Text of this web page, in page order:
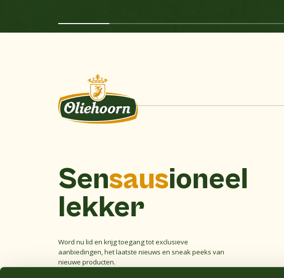
Sensausioneel
lekker
Word nu lid en krijg toegang tot exclusieve
aanbiedingen, het laatste nieuws en sneak peeks van
nieuwe producten.